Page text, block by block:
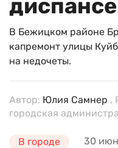
В Бежицком районе
капремонт улицы
на недочеты.
Автор: Юлия Самнер ,
городская
В городе 30